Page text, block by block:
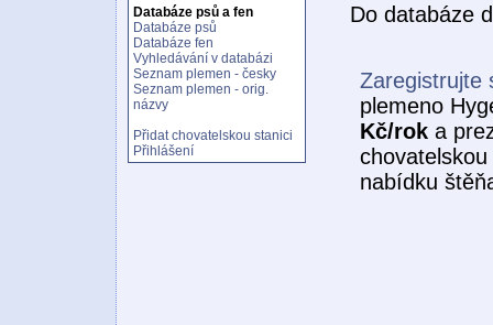
Databáze psů a fen
Databáze psů
Databáze fen
Vyhledávání v databázi
Seznam plemen - česky
Seznam plemen - orig.
názvy
Přidat chovatelskou stanici
Přihlášení
Do databáze
Zaregistrujte
plemeno
Kč/rok a
nabídku